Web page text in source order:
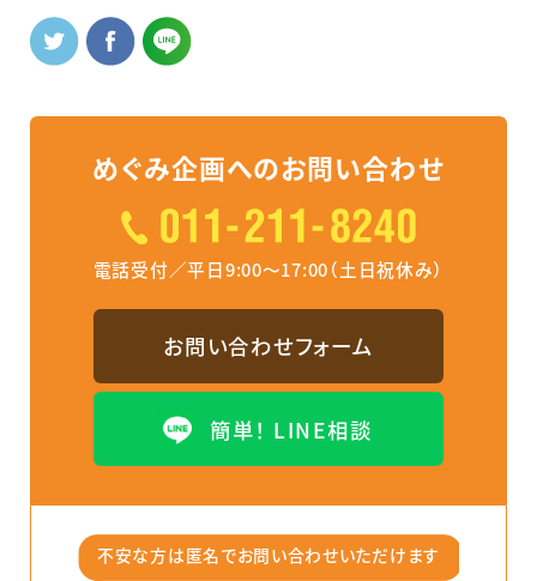
めぐみ企画へのお問い合わせ
電話受付／平日9:00～17:00（土日祝休み）
お問い合わせフォーム
簡単！ LINE相談
不安な⽅は匿名でお問い合わせいただけます